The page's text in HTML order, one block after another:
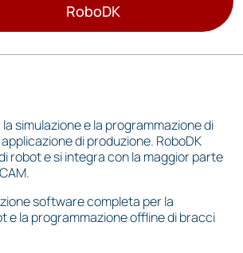
RoboDK
simulazione e la programmazione di
di produzione. RoboDK
robot e si integra con la maggior parte
software completa per la
e la programmazione offline di bracci